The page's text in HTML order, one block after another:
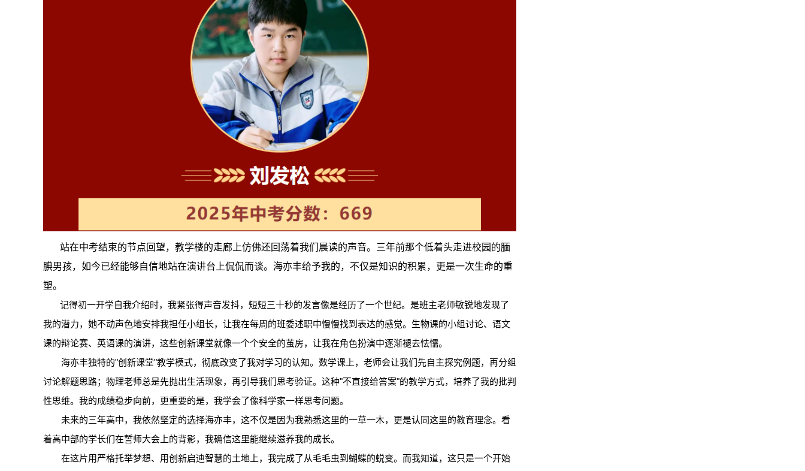
站在中考结束的节点回望，教学楼的走廊上仿佛还回荡着我们晨读的声音。三年前那个低着头走进校园的腼
腆男孩，如今已经能够自信地站在演讲台上侃侃而谈。海亦丰给予我的，不仅是知识的积累，更是一次生命的重
塑。
记得初一开学自我介绍时，我紧张得声音发抖，短短三十秒的发言像是经历了一个世纪。是班主老师敏锐地发现了
我的潜力，她不动声色地安排我担任小组长，让我在每周的班委述职中慢慢找到表达的感觉。生物课的小组讨论、语文
课的辩论赛、英语课的演讲，这些创新课堂就像一个个安全的茧房，让我在角色扮演中逐渐褪去怯懦。
海亦丰独特的"创新课堂"教学模式，彻底改变了我对学习的认知。数学课上，老师会让我们先自主探究例题，再分组
讨论解题思路；物理老师总是先抛出生活现象，再引导我们思考验证。这种"不直接给答案"的教学方式，培养了我的批判
性思维。我的成绩稳步向前，更重要的是，我学会了像科学家一样思考问题。
未来的三年高中，我依然坚定的选择海亦丰，这不仅是因为我熟悉这里的一草一木，更是认同这里的教育理念。看
着高中部的学长们在誓师大会上的背影，我确信这里能继续滋养我的成长。
在这片用严格托举梦想、用创新启迪智慧的土地上，我完成了从毛毛虫到蝴蝶的蜕变。而我知道，这只是一个开始